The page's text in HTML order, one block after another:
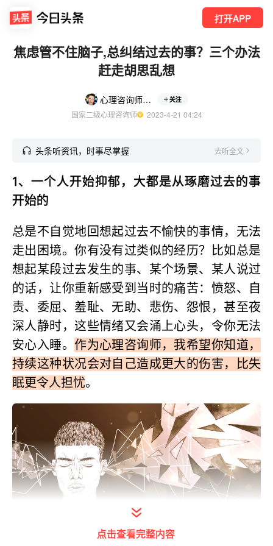
打开APP
焦虑管不住脑子,总纠结过去的事？三个办法
赶走胡思乱想
心理咨询师吴小美 关注
国家二级心理咨询师
  2023-4-21 04:24
头条听资讯，时事尽掌握 去听全文
1、一个人开始抑郁，大都是从琢磨过去的事
开始的
总是不自觉地回想起过去不愉快的事情，无法
走出困境。你有没有过类似的经历？比如总是
想起某段过去发生的事、某个场景、某人说过
的话，让你重新感受到当时的痛苦：愤怒、自
责、委屈、羞耻、无助、悲伤、怨恨，甚至夜
深人静时，这些情绪又会涌上心头，令你无法
安心入睡。 作为心理咨询师，我希望你知道，
持续这种状况会对自己造成更大的伤害，比失
眠更令人担忧。
点击查看完整内容